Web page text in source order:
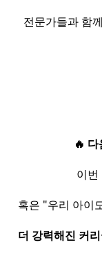
전문가들과 함
🔥
이번
혹은 "우리 아이
더 강력해진 커